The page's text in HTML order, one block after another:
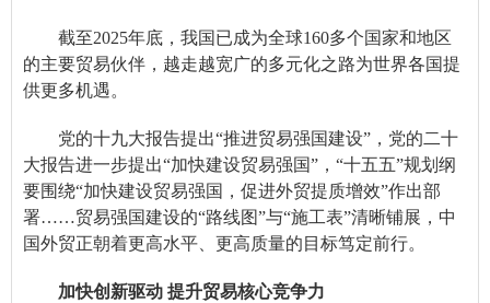
截至2025年底，我国已成为全球160多个国家和地区
的主要贸易伙伴，越走越宽广的多元化之路为世界各国提
供更多机遇。
党的十九大报告提出“推进贸易强国建设”，党的二十
大报告进一步提出“加快建设贸易强国”，“十五五”规划纲
要围绕“加快建设贸易强国，促进外贸提质增效”作出部
署……贸易强国建设的“路线图”与“施工表”清晰铺展，中
国外贸正朝着更高水平、更高质量的目标笃定前行。
加快创新驱动 提升贸易核心竞争力